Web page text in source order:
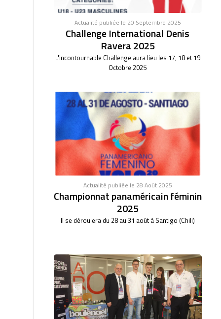
Actualité publiée le 20 Septembre 2025
Challenge International Denis
Ravera 2025
L'incontournable Challenge aura lieu les 17, 18 et 19
Octobre 2025
Actualité publiée le 28 Août 2025
Championnat panaméricain féminin
2025
Il se déroulera du 28 au 31 août à Santigo (Chili)